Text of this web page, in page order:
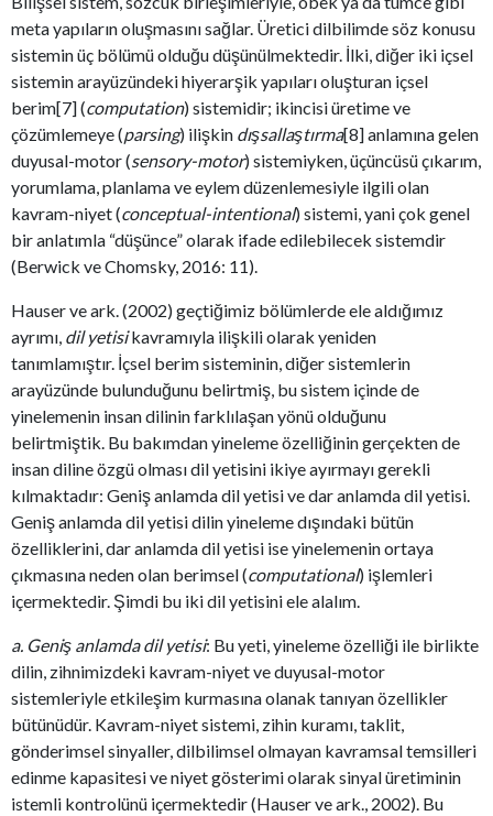
meta yapıların oluşmasını sağlar. Üretici dilbilimde söz konusu
sistemin üç bölümü olduğu düşünülmektedir. İlki, diğer iki içsel
sistemin arayüzündeki hiyerarşik yapıları oluşturan içsel
berim[7] (computation) sistemidir; ikincisi üretime ve
çözümlemeye (parsing) ilişkin dışsallaştırma[8] anlamına gelen
duyusal-motor (sensory-motor) sistemiyken, üçüncüsü çıkarım,
yorumlama, planlama ve eylem düzenlemesiyle ilgili olan
kavram-niyet (conceptual-intentional) sistemi, yani çok genel
bir anlatımla “düşünce” olarak ifade edilebilecek sistemdir
(Berwick ve Chomsky, 2016: 11).
Hauser ve ark. (2002) geçtiğimiz bölümlerde ele aldığımız
ayrımı, dil yetisikavramıyla ilişkili olarak yeniden
tanımlamıştır. İçsel berim sisteminin, diğer sistemlerin
arayüzünde bulunduğunu belirtmiş, bu sistem içinde de
yinelemenin insan dilinin farklılaşan yönü olduğunu
belirtmiştik. Bu bakımdan yineleme özelliğinin gerçekten de
insan diline özgü olması dil yetisini ikiye ayırmayı gerekli
kılmaktadır: Geniş anlamda dil yetisi ve dar anlamda dil yetisi.
Geniş anlamda dil yetisi dilin yineleme dışındaki bütün
özelliklerini, dar anlamda dil yetisi ise yinelemenin ortaya
çıkmasına neden olan berimsel (computational) işlemleri
içermektedir. Şimdi bu iki dil yetisini ele alalım.
a. Geniş anlamda dil yetisi: Bu yeti, yineleme özelliği ile birlikte
dilin, zihnimizdeki kavram-niyet ve duyusal-motor
sistemleriyle etkileşim kurmasına olanak tanıyan özellikler
bütünüdür. Kavram-niyet sistemi, zihin kuramı, taklit,
gönderimsel sinyaller, dilbilimsel olmayan kavramsal temsilleri
edinme kapasitesi ve niyet gösterimi olarak sinyal üretiminin
istemli kontrolünü içermektedir (Hauser ve ark., 2002). Bu